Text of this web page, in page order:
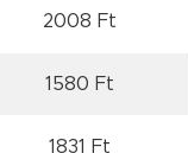
2008 Ft
1580 Ft
1831 Ft